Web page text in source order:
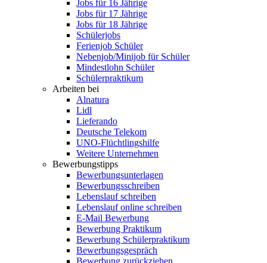
Jobs für 16 Jährige
Jobs für 17 Jährige
Jobs für 18 Jährige
Schülerjobs
Ferienjob Schüler
Nebenjob/Minijob für Schüler
Mindestlohn Schüler
Schülerpraktikum
Arbeiten bei
Alnatura
Lidl
Lieferando
Deutsche Telekom
UNO-Flüchtlingshilfe
Weitere Unternehmen
Bewerbungstipps
Bewerbungsunterlagen
Bewerbungsschreiben
Lebenslauf schreiben
Lebenslauf online schreiben
E-Mail Bewerbung
Bewerbung Praktikum
Bewerbung Schülerpraktikum
Bewerbungsgespräch
Bewerbung zurückziehen